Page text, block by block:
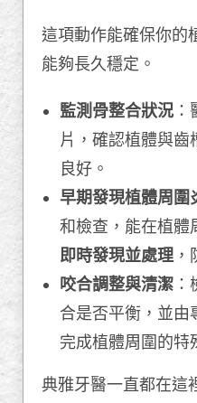
這項動作能確保你的
能夠長久穩定。
監測骨整合狀況
片，確認植體與齒
良好。
早期發現植體周圍
和檢查，能在植體
即時發現並處理，
咬合調整與清潔
合是否平衡，並由
完成植體周圍的特
典雅牙醫一直都在這